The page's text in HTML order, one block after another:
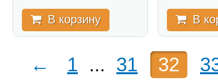
В корзину В
← 1 ... 31 32